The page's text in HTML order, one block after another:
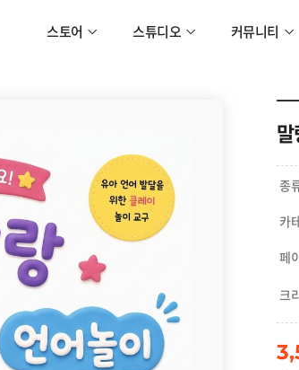
스토어 스튜디오 커뮤니티
종
카
페
크